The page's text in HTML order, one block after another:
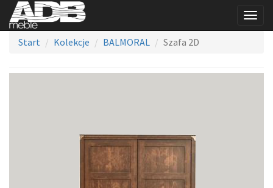
Start
Kolekcje BALMORAL Szafa 2D